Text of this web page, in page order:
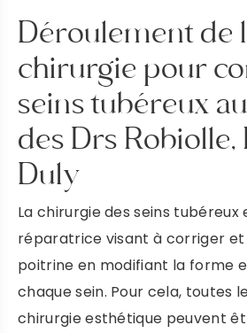
Déroulement de
chirurgie pour
seins tubéreux
des Drs Robiolle,
Duly
La chirurgie des seins tubéreux
réparatrice visant à corriger
poitrine en modifiant la forme
chaque sein. Pour cela, toutes
chirurgie esthétique peuvent
PRENDRE RENDEZ
DR